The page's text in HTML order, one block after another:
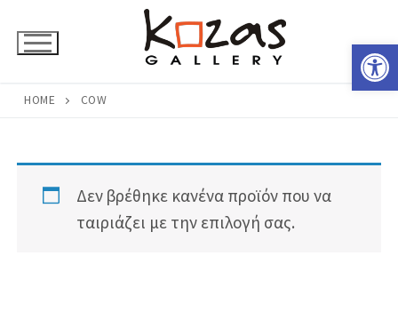
στο
HOME COW
Δεν βρέθηκε κανένα προϊόν που να
ταιριάζει με την επιλογή σας.